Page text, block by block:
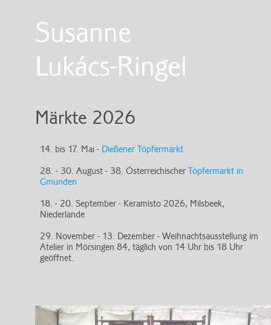
Susanne
Lukács-Ringel
Märkte 2026
14. bis 17. Mai - Dießener Töpfermarkt
28. - 30. August - 38. Österreichischer Töpfermarkt in
Gmunden
18. - 20. September - Keramisto 2026, Milsbeek,
Niederlande
29. November - 13. Dezember - Weihnachtsausstellung im
Atelier in Mörsingen 84, täglich von 14 Uhr bis 18 Uhr
geöffnet.